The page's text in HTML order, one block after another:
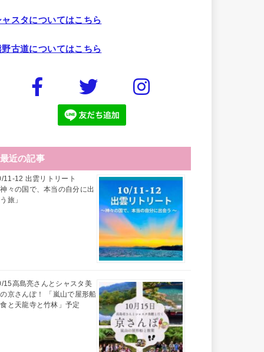
ャスタについてはこちら
野古道についてはこちら
最近の記事
11-12 出雲リトリート
神々の国で、本当の自分に出
旅」
15高島亮さんとシャスタ美
京さんぽ！ 「嵐山で屋形船
と天龍寺と竹林」予定